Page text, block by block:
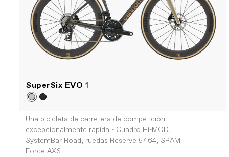
SuperSix EVO 1
Una bicicleta de carretera de competición
excepcionalmente rápida - Cuadro Hi-MOD,
SystemBar Road, ruedas Reserve 57|64, SRAM
Force AXS